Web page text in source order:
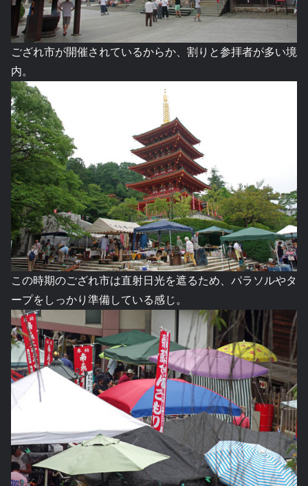
ござれ市が開催されているからか、割りと参拝者が多い境
内。
この時期のござれ市は直射日光を遮るため、パラソルやタ
ープをしっかり準備している感じ。